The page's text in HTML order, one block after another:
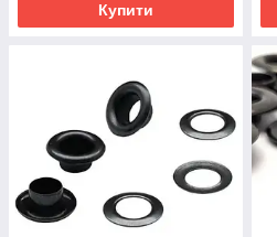
Купити